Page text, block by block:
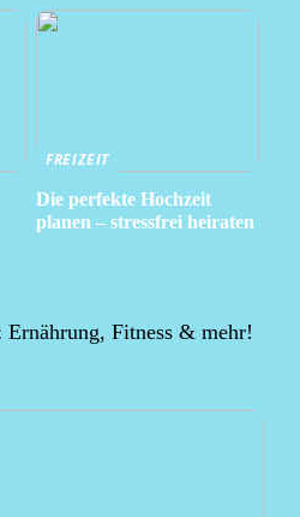
FREIZEIT
Die perfekte Hochzeit
planen – stressfrei heiraten
Fitness & mehr!